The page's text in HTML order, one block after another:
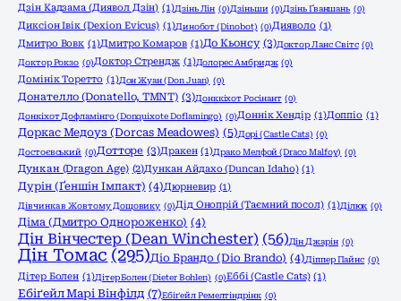
Дзін Кадзама (Диявол Дзін) (1)Дзінь Лін (0)Дзіньши (0)Дзінь Ґваншань (0)
Диксіон Івік (Dexion Evicus) (1)Динобот (Dinobot) (0)Дияволо (1)
Дмитро Вовк (1)Дмитро Комаров (1)До Кьонсу (3)Доктор Ланс Світс (0)
Доктор Рокзо (0)Доктор Стрендж (1)Долорес Амбридж (0)
Домінік Торетто (1)Дон Жуан (Don Juan) (0)
Донателло (Donatello, TMNT) (3)Донккіхот Росінант (0)
Донкіхот Дофламінго (Donquixote Doflamingo) (0)Доннік Хендір (1)Доппіо (1)
Доркас Медоуз (Dorcas Meadowes) (5)Дорі (Castle Cats) (0)
Достоєвський (0)Дотторе (3)Дракен (1)Драко Мелфой (Draco Malfoy) (0)
Дункан (Dragon Age) (2)Дункан Айдахо (Duncan Idaho) (1)
Дурін (Ґеншін Імпакт) (4)Дюрневир (1)
Дівчинка в Жовтому Дощовику (0)Дід Онопрій (Таємний посол) (1)Ділюк (0)
Діма (Дмитро Однороженко) (4)
Дін Вінчестер (Dean Winchester) (56)Дін Джарін (0)
Дін Томас (295)Діо Брандо (Dio Brando) (4)Діппер Пайнс (0)
Дітер Болен (1)Дітер Болен (Dieter Bohlen) (0)Еббі (Castle Cats) (1)
Ебіґейл Марі Вінфілд (7)Ебіґейл Ремелтіндрінк (0)